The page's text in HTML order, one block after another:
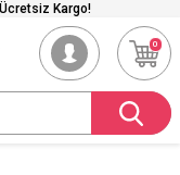
Kargo!
0